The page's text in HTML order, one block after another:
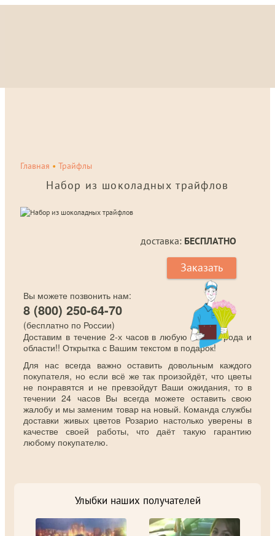
Главная •Трайфлы
Набор из шоколадных трайфлов
доставка: БЕСПЛАТНО
Заказать
Вы можете позвонить нам:
8 (800) 250-64-70
(бесплатно по России)
Доставим в течение 2-х часов в любую точку города и
области!! Открытка с Вашим текстом в подарок!
Для нас всегда важно оставить довольным каждого
покупателя, но если всё же так произойдёт, что цветы
не понравятся и не превзойдут Ваши ожидания, то в
течении 24 часов Вы всегда можете оставить свою
жалобу и мы заменим товар на новый. Команда службы
доставки живых цветов Розарио настолько уверены в
качестве своей работы, что даёт такую гарантию
любому покупателю.
Улыбки наших получателей